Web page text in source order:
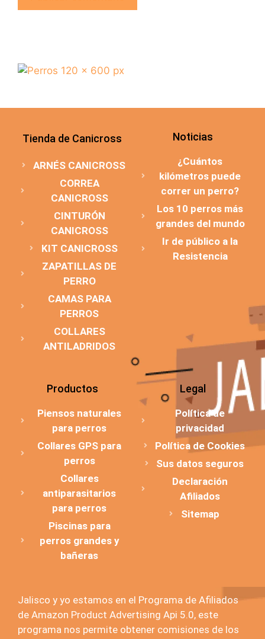
Tienda de Canicross
ARNÉS CANICROSS
CORREA
CANICROSS
CINTURÓN
CANICROSS
KIT CANICROSS
ZAPATILLAS DE
PERRO
CAMAS PARA
PERROS
COLLARES
ANTILADRIDOS
Noticias
¿Cuántos
kilómetros puede
correr un perro?
Los 10 perros más
grandes del mundo
Ir de público a la
Resistencia
Productos
Piensos naturales
para perros
Collares GPS para
perros
Collares
antiparasitarios
para perros
Piscinas para
perros grandes y
bañeras
Legal
Política de
privacidad
Política de Cookies
Sus datos seguros
Declaración
Afiliados
Sitemap
Jalisco y yo estamos en el Programa de Afiliados
de Amazon Product Advertising Api 5.0, este
programa nos permite obtener comisiones de los